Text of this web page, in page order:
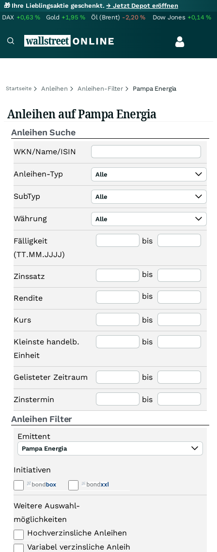
🎁 Ihre Lieblingsaktie geschenkt.→ Jetzt Depot eröffnen
DAX +0,63% Gold +1,95% Öl (Brent) -2,20% Dow Jones +0,14%
Startseite Anleihen Anleihen-Filter Pampa Energia
Anleihen auf Pampa Energia
Anleihen Suche
WKN/Name/ISIN
Anleihen-Typ Alle
SubTyp Alle
Währung Alle
Fälligkeit
(TT.MM.JJJJ)
bis
Zinssatz bis
Rendite bis
Kurs bis
Kleinste handelb.
Einheit
bis
Gelisteter Zeitraum bis
Zinstermin bis
Anleihen Filter
Emittent
Pampa Energia
Initiativen
Weitere Auswahl-
möglichkeiten
Hochverzinsliche Anleihen
Variabel verzinsliche Anleihen